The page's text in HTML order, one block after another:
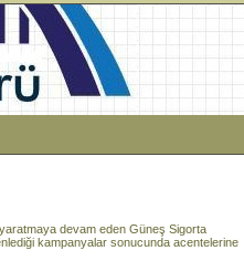
devam eden Güneş Sigorta
kampanyalar sonucunda acentelerine